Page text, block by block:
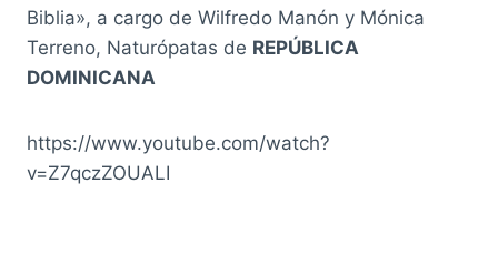
Biblia», a cargo de Wilfredo Manón y Mónica
Terreno, Naturópatas de REPÚBLICA
DOMINICANA
https://www.youtube.com/watch?
v=Z7qczZOUALI